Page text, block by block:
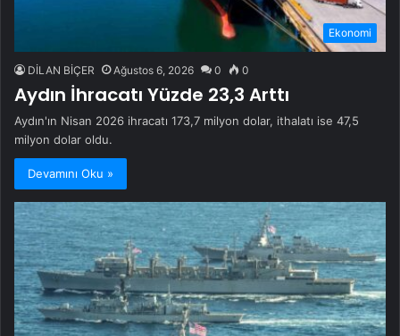
Ekonomi
DİLAN BİÇER Ağustos 6, 2026 0 0
Aydın İhracatı Yüzde 23,3 Arttı
Aydın'ın Nisan 2026 ihracatı 173,7 milyon dolar, ithalatı ise 47,5
milyon dolar oldu.
Devamını Oku »